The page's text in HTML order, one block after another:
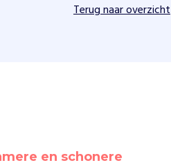
Terug naar overzicht
en schonere